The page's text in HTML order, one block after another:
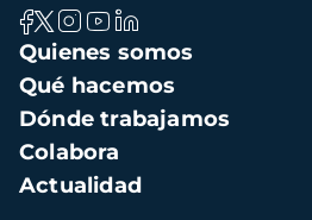
Navegación
principal
Quienes somos
Qué hacemos
Dónde trabajamos
Colabora
Actualidad